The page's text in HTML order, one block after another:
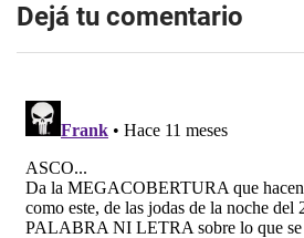
Dejá tu comentario